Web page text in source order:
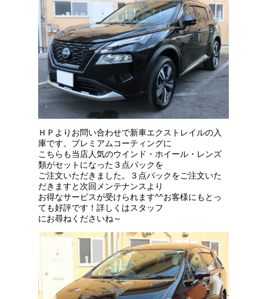
ＨＰよりお問い合わせで新車エクストレイルの入
庫です。プレミアムコーティングに
こちらも当店人気のウインド・ホイール・レンズ
類がセットになった３点パックを
ご注文いただきました。３点パックをご注文いた
だきますと次回メンテナンスより
お得なサービスが受けられます^^お客様にもとっ
ても好評です！詳しくはスタッフ
にお尋ねくださいね～